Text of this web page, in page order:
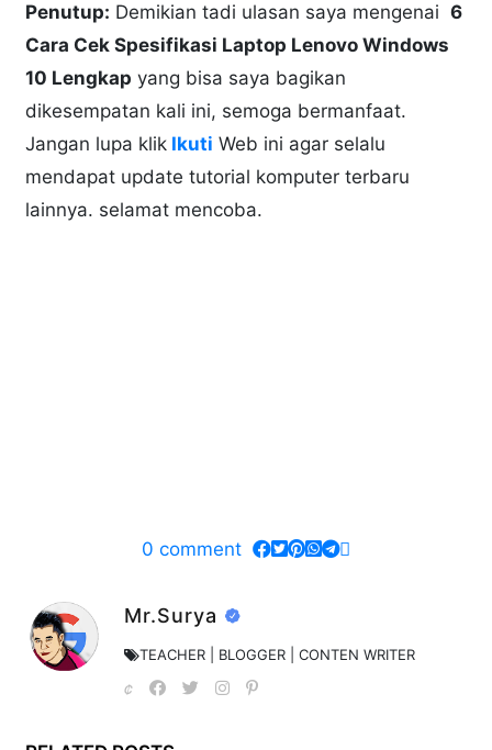
Penutup: Demikian tadi ulasan saya mengenai6
Cara Cek Spesifikasi Laptop Lenovo Windows
10 Lengkap yang bisa saya bagikan
dikesempatan kali ini, semoga bermanfaat.
Jangan lupa klik Ikuti Web ini agar selalu
mendapat update tutorial komputer terbaru
lainnya. selamat mencoba.
0 comment
Mr.Surya
TEACHER | BLOGGER | CONTEN WRITER